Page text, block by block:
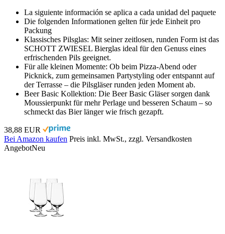
La siguiente información se aplica a cada unidad del paquete
Die folgenden Informationen gelten für jede Einheit pro
Packung
Klassisches Pilsglas: Mit seiner zeitlosen, runden Form ist das
SCHOTT ZWIESEL Bierglas ideal für den Genuss eines
erfrischenden Pils geeignet.
Für alle kleinen Momente: Ob beim Pizza-Abend oder
Picknick, zum gemeinsamen Partystyling oder entspannt auf
der Terrasse – die Pilsgläser runden jeden Moment ab.
Beer Basic Kollektion: Die Beer Basic Gläser sorgen dank
Moussierpunkt für mehr Perlage und besseren Schaum – so
schmeckt das Bier länger wie frisch gezapft.
38,88 EUR
Bei Amazon kaufen Preis inkl. MwSt., zzgl. Versandkosten
AngebotNeu